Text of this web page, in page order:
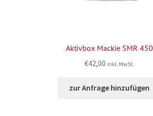
Aktivbox Mackie SMR 450
€42,00 inkl. MwSt.
zur Anfrage hinzufügen